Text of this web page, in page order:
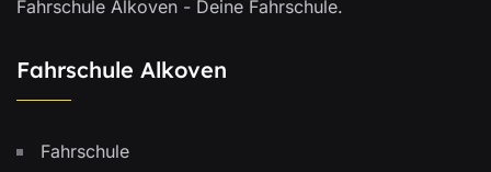
Fahrschule Alkoven - Deine Fahrschule.
Fahrschule Alkoven
Fahrschule